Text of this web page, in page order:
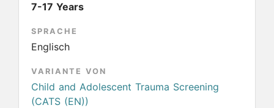
7-17 Years
SPRACHE
Englisch
VARIANTE VON
Child and Adolescent Trauma Screening
(CATS (EN))